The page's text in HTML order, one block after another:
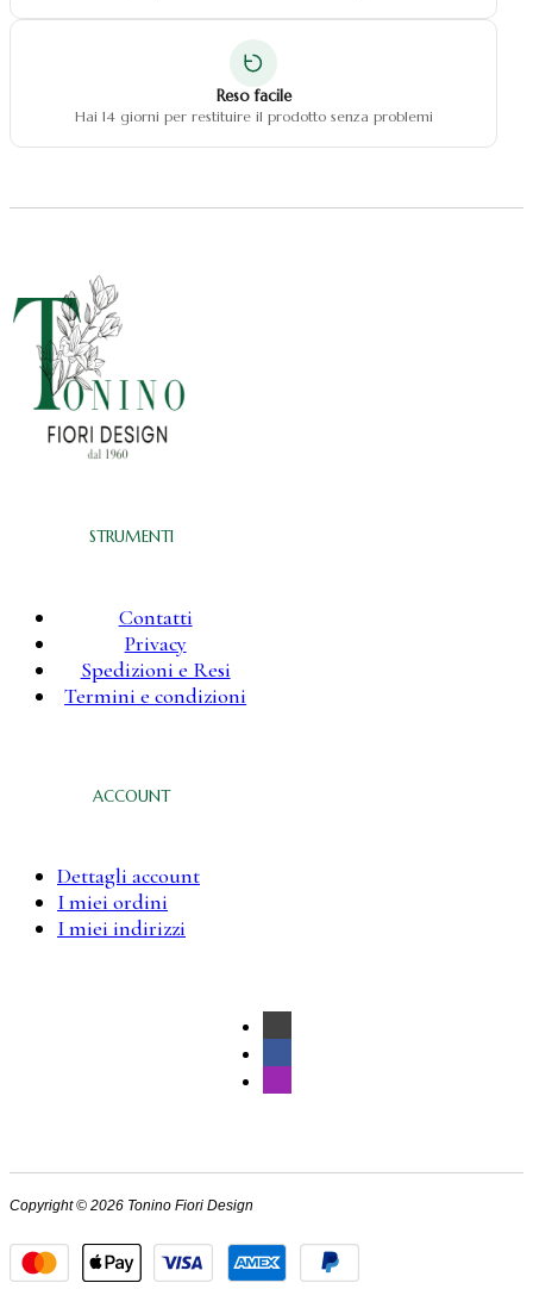
Reso facile
Hai 14 giorni per restituire il prodotto senza problemi
STRUMENTI
Contatti
Privacy
Spedizioni e Resi
Termini e condizioni
ACCOUNT
Dettagli account
I miei ordini
I miei indirizzi
Copyright © 2026 Tonino Fiori Design